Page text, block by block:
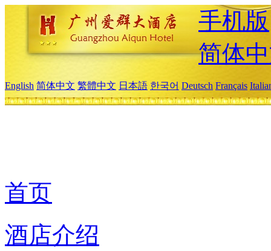
手机版
简体
English 简体中文 繁體中文 日本語 한국어 Deutsch Français
首页
酒店介绍